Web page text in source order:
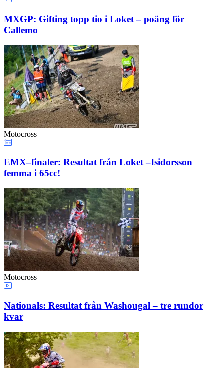
MXGP: Gifting topp tio i Loket – poäng för
Callemo
Motocross
EMX–finaler: Resultat från Loket –Isidorsson
femma i 65cc!
Motocross
Nationals: Resultat från Washougal – tre rundor
kvar